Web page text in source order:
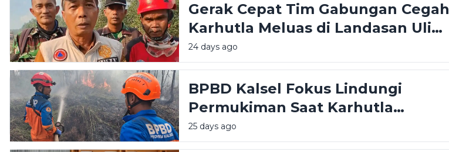
Gerak Cepat Tim Gabungan Cegah
Karhutla Meluas di Landasan Ulin
Timur
24 days ago
BPBD Kalsel Fokus Lindungi
Permukiman Saat Karhutla
Meluas di Banjarbaru
25 days ago